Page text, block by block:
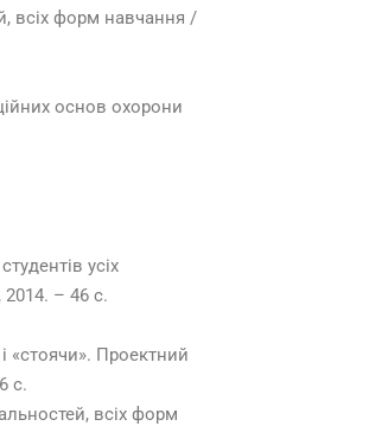
всіх форм навчання /
основ охорони
усіх
– 46 с.
«стоячи». Проектний
с.
всіх форм